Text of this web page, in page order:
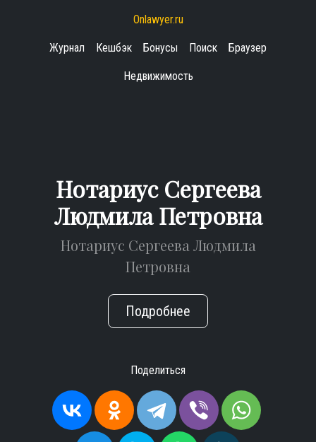
Onlawyer.ru
Журнал Кешбэк Бонусы Поиск Браузер
Недвижимость
Нотариус Сергеева
Людмила Петровна
Нотариус Сергеева Людмила
Петровна
Подробнее
Поделиться